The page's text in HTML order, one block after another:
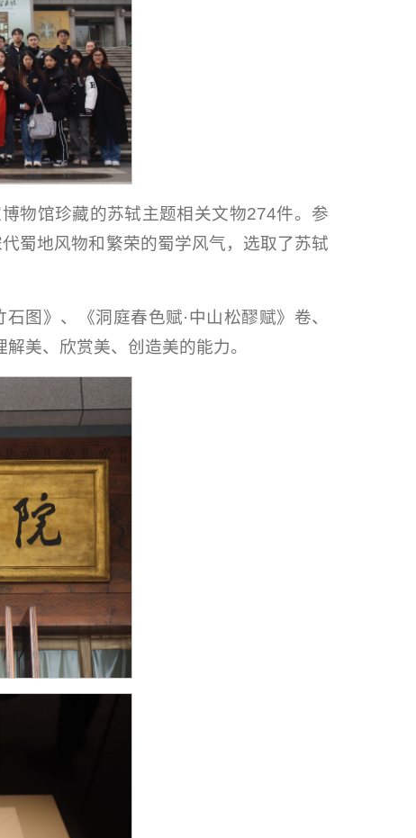
物馆珍藏的苏轼主题相关文物274件。参
蜀地风物和繁荣的蜀学风气，选取了苏轼
图》、《洞庭春色赋·中山松醪赋》卷、
美、欣赏美、创造美的能力。